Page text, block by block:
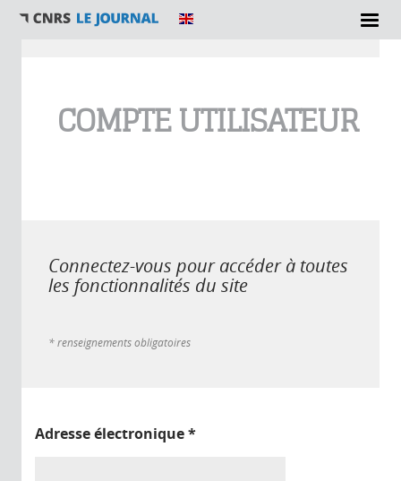
COMPTE UTILISATEUR
Connectez-vous pour accéder à toutes
les fonctionnalités du site
* renseignements obligatoires
Adresse électronique*